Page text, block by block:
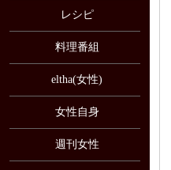
レシピ
料理番組
eltha(女性)
女性自身
週刊女性